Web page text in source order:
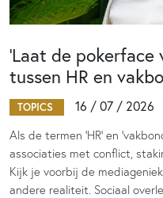
‘Laat de pokerface
tussen HR en
TOPICS 16 / 07 / 2026
Als de termen 'HR' en
associaties met conflict,
Kijk je voorbij de
andere realiteit. Sociaal